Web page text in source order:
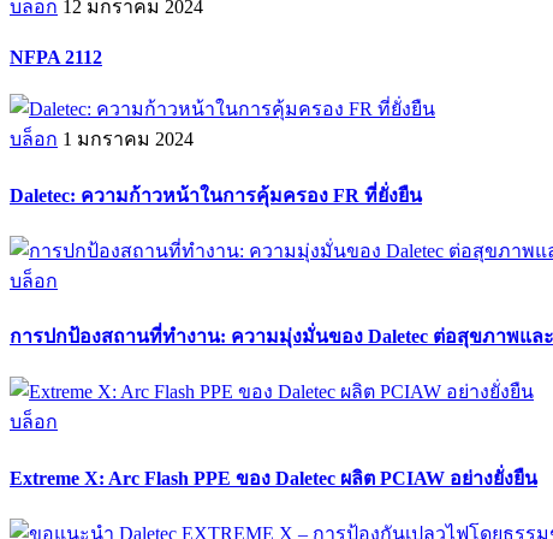
บล็อก 12 มกราคม 2024
NFPA 2112
บล็อก 1 มกราคม 2024
Daletec: ความก้าวหน้าในการคุ้มครอง FR ที่ยั่งยืน
บล็อก
การปกป้องสถานที่ทำงาน: ความมุ่งมั่นของ Daletec ต่อสุขภาพแ
บล็อก
Extreme X: Arc Flash PPE ของ Daletec ผลิต PCIAW อย่างยั่งยืน